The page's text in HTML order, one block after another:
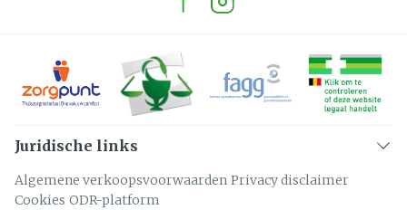
Juridische links
Algemene verkoopsvoorwaarden Privacy disclaimer
Cookies ODR-platform